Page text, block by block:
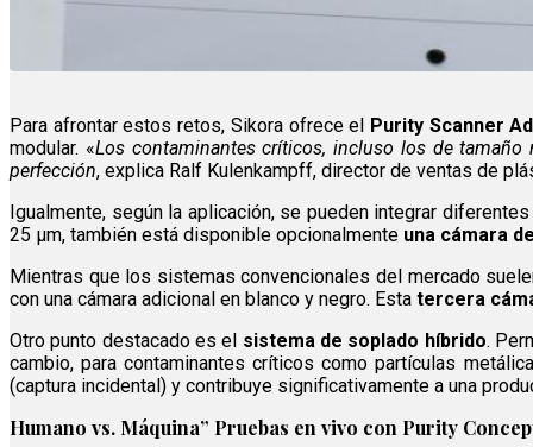
Para afrontar estos retos, Sikora ofrece el
Purity Scanner
modular. «Los contaminantes críticos, incluso los de
perfección, explica Ralf Kulenkampff, director de ventas de
Igualmente, según la aplicación, se pueden integrar
25 µm, también está disponible opcionalmente una cámara
Mientras que los sistemas convencionales del mercado
con una cámara adicional en blanco y negro. Esta tercera
Otro punto destacado es el sistema de soplado híbrido.
cambio, para contaminantes críticos como partículas
(captura incidental) y contribuye significativamente a una
Humano vs. Máquina” Pruebas en vivo con Purity